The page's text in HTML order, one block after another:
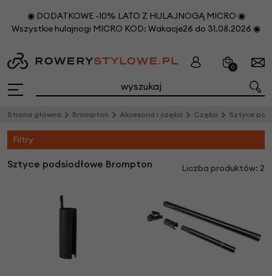
◉ DODATKOWE -10% LATO Z HULAJNOGĄ MICRO ◉
Wszystkie hulajnogi MICRO KOD: Wakacje26 do 31.08.2026 ◉
0
Strona główna Brompton Akcesoria i części Części Sztyce
Filtry
Sztyce podsiodłowe Brompton Liczba produktów: 2